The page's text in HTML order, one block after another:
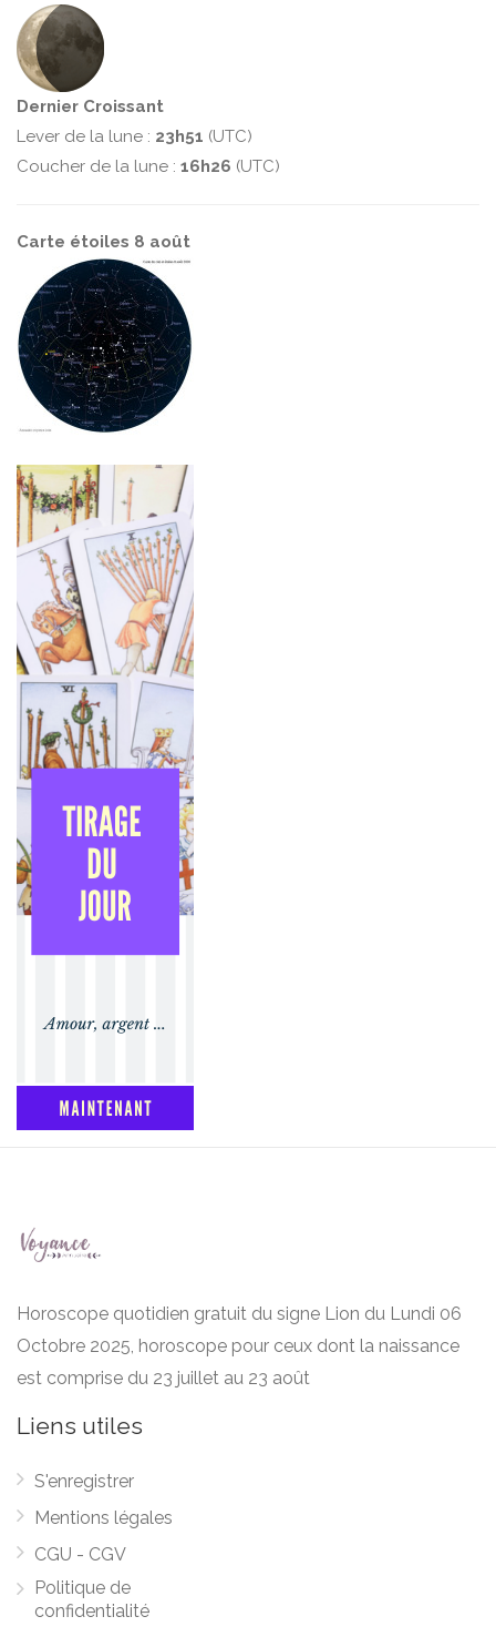
Dernier Croissant
Lever de la lune : 23h51 (UTC)
Coucher de la lune : 16h26 (UTC)
Carte étoiles 8 août
Horoscope quotidien gratuit du signe Lion du Lundi 06
Octobre 2025, horoscope pour ceux dont la naissance
est comprise du 23 juillet au 23 août
Liens utiles
S'enregistrer
Mentions légales
CGU - CGV
Politique de
confidentialité